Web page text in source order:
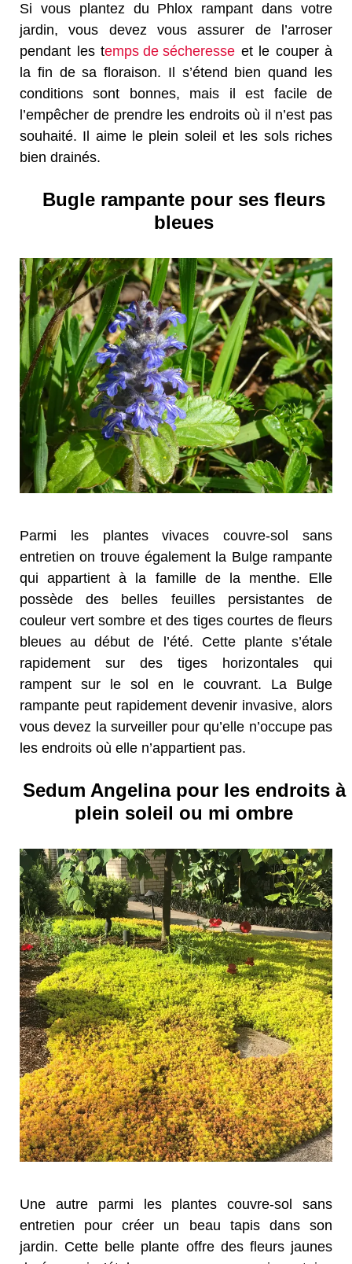
Si vous plantez du Phlox rampant dans votre
jardin, vous devez vous assurer de l’arroser
pendant les temps de sécheresse et le couper à
la fin de sa floraison. Il s’étend bien quand les
conditions sont bonnes, mais il est facile de
l’empêcher de prendre les endroits où il n’est pas
souhaité. Il aime le plein soleil et les sols riches
bien drainés.
Bugle rampante pour ses fleurs
bleues
Parmi les plantes vivaces couvre-sol sans
entretien on trouve également la Bulge rampante
qui appartient à la famille de la menthe. Elle
possède des belles feuilles persistantes de
couleur vert sombre et des tiges courtes de fleurs
bleues au début de l’été. Cette plante s’étale
rapidement sur des tiges horizontales qui
rampent sur le sol en le couvrant. La Bulge
rampante peut rapidement devenir invasive, alors
vous devez la surveiller pour qu’elle n’occupe pas
les endroits où elle n’appartient pas.
Sedum Angelina pour les endroits à
plein soleil ou mi ombre
Une autre parmi les plantes couvre-sol sans
entretien pour créer un beau tapis dans son
jardin. Cette belle plante offre des fleurs jaunes